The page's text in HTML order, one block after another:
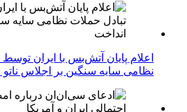
اعلام پایان آتش‌بس با ایران
نظامی سایه سنگین بر اجلاس ناتو